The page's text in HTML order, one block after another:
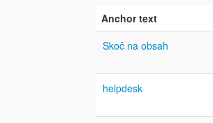
Anchor text
Skoč na obsah
helpdesk